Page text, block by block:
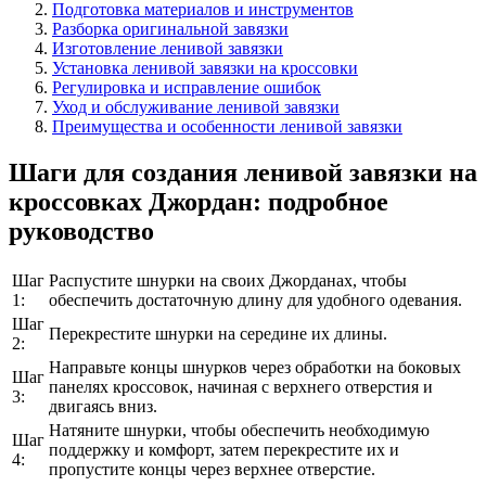
Подготовка материалов и инструментов
Разборка оригинальной завязки
Изготовление ленивой завязки
Установка ленивой завязки на кроссовки
Регулировка и исправление ошибок
Уход и обслуживание ленивой завязки
Преимущества и особенности ленивой завязки
Шаги для создания ленивой завязки на
кроссовках Джордан: подробное
руководство
Шаг
1:
Распустите шнурки на своих Джорданах, чтобы
обеспечить достаточную длину для удобного одевания.
Шаг
2:
Перекрестите шнурки на середине их длины.
Шаг
3:
Направьте концы шнурков через обработки на боковых
панелях кроссовок, начиная с верхнего отверстия и
двигаясь вниз.
Шаг
4:
Натяните шнурки, чтобы обеспечить необходимую
поддержку и комфорт, затем перекрестите их и
пропустите концы через верхнее отверстие.